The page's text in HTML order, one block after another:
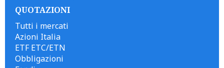
QUOTAZIONI
Tutti i mercati
Azioni Italia
ETF ETC/ETN
Obbligazioni